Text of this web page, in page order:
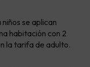
se aplican
habitación con 2
la tarifa de adulto.